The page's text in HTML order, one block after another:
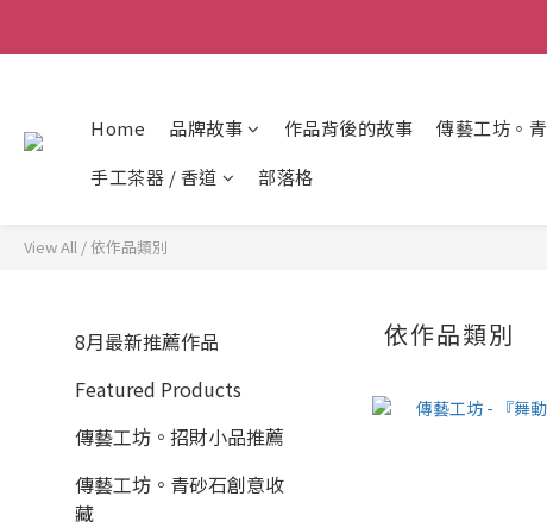
Home 品牌故事 作品背後的故事 傳藝工坊。
手工茶器 / 香道
部落格
View All /依作品類別
8月最新推薦作品
Featured Products
傳藝工坊。招財小品推薦
傳藝工坊。青砂石創意收
藏
依作品類別